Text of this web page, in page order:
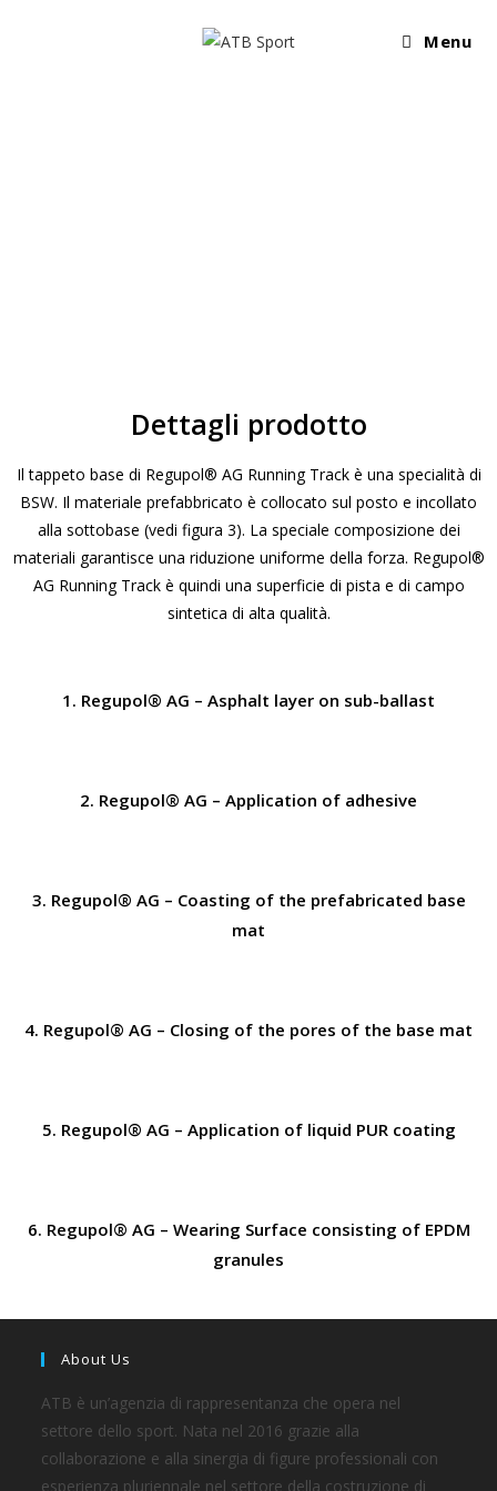
Menu
Dettagli prodotto
Il tappeto base di Regupol® AG Running Track è una specialità di
BSW. Il materiale prefabbricato è collocato sul posto e incollato
alla sottobase (vedi figura 3). La speciale composizione dei
materiali garantisce una riduzione uniforme della forza. Regupol®
AG Running Track è quindi una superficie di pista e di campo
sintetica di alta qualità.
1. Regupol® AG – Asphalt layer on sub-ballast
2. Regupol® AG – Application of adhesive
3. Regupol® AG – Coasting of the prefabricated base
mat
4. Regupol® AG – Closing of the pores of the base mat
5. Regupol® AG – Application of liquid PUR coating
6. Regupol® AG – Wearing Surface consisting of EPDM
granules
About Us
ATB è un’agenzia di rappresentanza che opera nel
settore dello sport. Nata nel 2016 grazie alla
collaborazione e alla sinergia di figure professionali con
esperienza pluriennale nel settore della costruzione di